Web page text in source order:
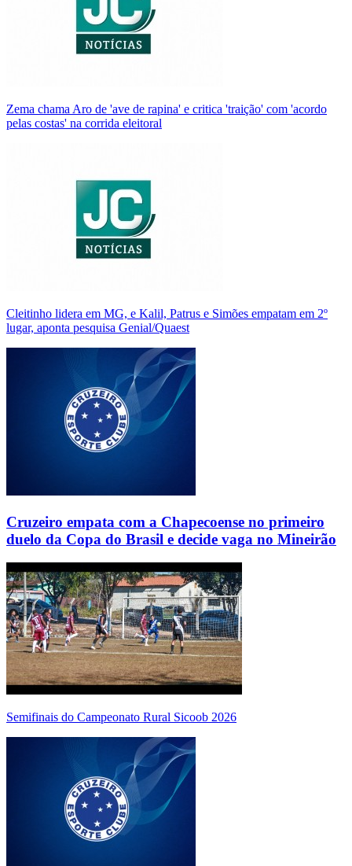
Zema chama Aro de 'ave de rapina' e critica 'traição' com 'acordo
pelas costas' na corrida eleitoral
Cleitinho lidera em MG, e Kalil, Patrus e Simões empatam em 2º
lugar, aponta pesquisa Genial/Quaest
Cruzeiro empata com a Chapecoense no primeiro
duelo da Copa do Brasil e decide vaga no Mineirão
Semifinais do Campeonato Rural Sicoob 2026